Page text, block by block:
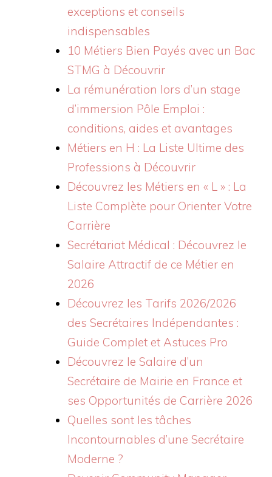
exceptions et conseils
indispensables
10 Métiers Bien Payés avec un Bac
STMG à Découvrir
La rémunération lors d’un stage
d’immersion Pôle Emploi :
conditions, aides et avantages
Métiers en H : La Liste Ultime des
Professions à Découvrir
Découvrez les Métiers en « L » : La
Liste Complète pour Orienter Votre
Carrière
Secrétariat Médical : Découvrez le
Salaire Attractif de ce Métier en
2026
Découvrez les Tarifs 2026/2026
des Secrétaires Indépendantes :
Guide Complet et Astuces Pro
Découvrez le Salaire d’un
Secrétaire de Mairie en France et
ses Opportunités de Carrière 2026
Quelles sont les tâches
Incontournables d’une Secrétaire
Moderne ?